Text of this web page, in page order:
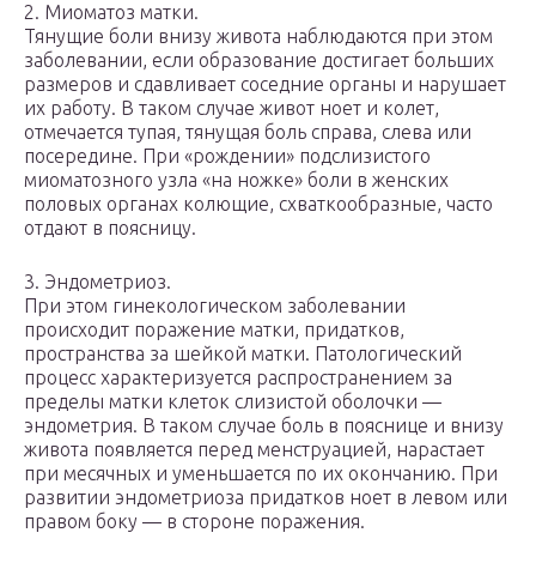
2. Миоматоз матки.
Тянущие боли внизу живота наблюдаются при этом
заболевании, если образование достигает больших
размеров и сдавливает соседние органы и нарушает
их работу. В таком случае живот ноет и колет,
отмечается тупая, тянущая боль справа, слева или
посередине. При «рождении» подслизистого
миоматозного узла «на ножке» боли в женских
половых органах колющие, схваткообразные, часто
отдают в поясницу.
3. Эндометриоз.
При этом гинекологическом заболевании
происходит поражение матки, придатков,
пространства за шейкой матки. Патологический
процесс характеризуется распространением за
пределы матки клеток слизистой оболочки —
эндометрия. В таком случае боль в пояснице и внизу
живота появляется перед менструацией, нарастает
при месячных и уменьшается по их окончанию. При
развитии эндометриоза придатков ноет в левом или
правом боку — в стороне поражения.